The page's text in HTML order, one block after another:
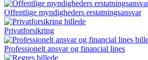
Offentlige myndigheders erstatnings­ansvar
Privatforsikring
Professionelt ansvar og financial lines